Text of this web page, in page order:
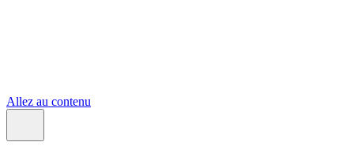
Allez au contenu